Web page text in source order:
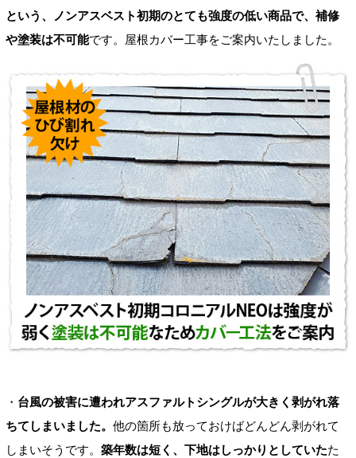
という、ノンアスベスト初期のとても強度の低い商品で、補修
や塗装は不可能です。屋根カバー工事をご案内いたしました。
・ 台風の被害に遭われアスファルトシングルが大きく剥がれ落
ちてしまいました。 他の箇所も放っておけばどんどん剥がれて
しまいそうです。 築年数は短く、下地はしっかりとしていたた